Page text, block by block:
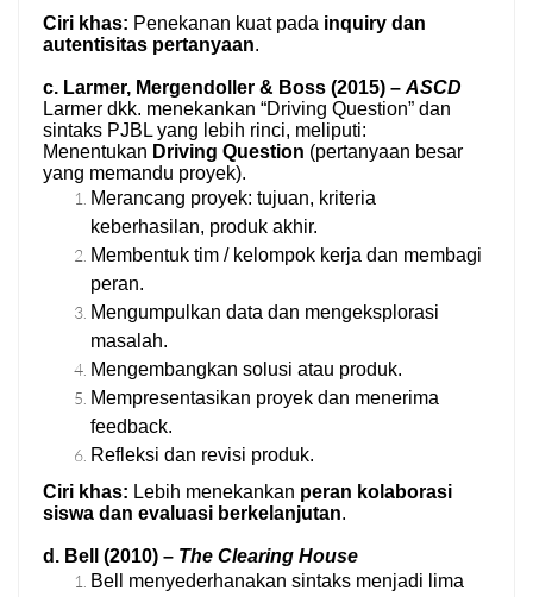
Ciri khas: Penekanan kuat pada inquiry dan
autentisitas pertanyaan.
c. Larmer, Mergendoller & Boss (2015) – ASCD
Larmer dkk. menekankan “Driving Question” dan
sintaks PJBL yang lebih rinci, meliputi:
Menentukan Driving Question (pertanyaan besar
yang memandu proyek).
Merancang proyek: tujuan, kriteria
keberhasilan, produk akhir.
Membentuk tim / kelompok kerja dan membagi
peran.
Mengumpulkan data dan mengeksplorasi
masalah.
Mengembangkan solusi atau produk.
Mempresentasikan proyek dan menerima
feedback.
Refleksi dan revisi produk.
Ciri khas: Lebih menekankan peran kolaborasi
siswa dan evaluasi berkelanjutan.
d. Bell (2010) – The Clearing House
Bell menyederhanakan sintaks menjadi lima